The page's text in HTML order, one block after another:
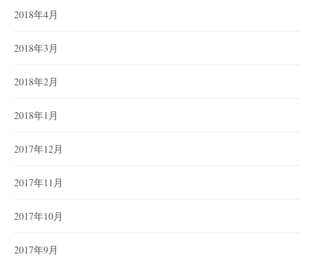
2018年4月
2018年3月
2018年2月
2018年1月
2017年12月
2017年11月
2017年10月
2017年9月